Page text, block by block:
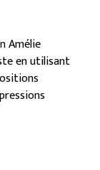
Amélie
en utilisant